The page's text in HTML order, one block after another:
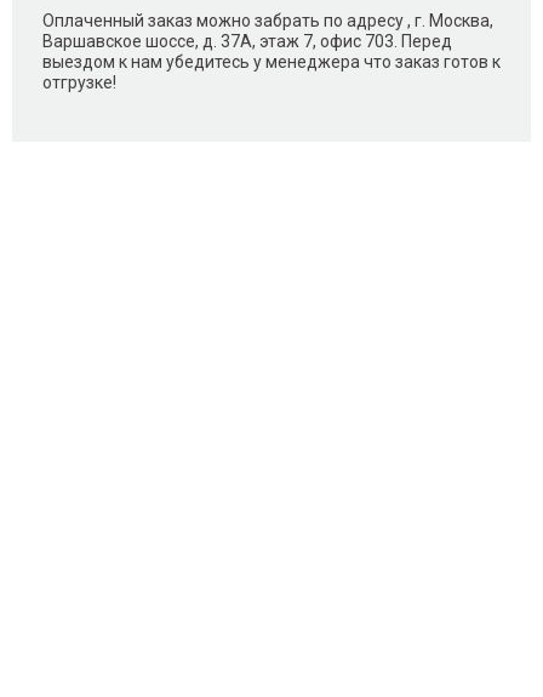
Оплаченный заказ можно забрать по адресу , г. Москва,
Варшавское шоссе, д. 37А, этаж 7, офис 703. Перед
выездом к нам убедитесь у менеджера что заказ готов к
отгрузке!